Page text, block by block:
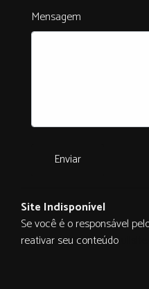
Mensagem
Enviar
Site Indisponível
Se você é o responsável
reativar seu conteúdo